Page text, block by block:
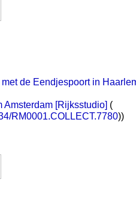
de Eendjespoort in
[Rijksstudio] (
RM0001.COLLECT.7780))